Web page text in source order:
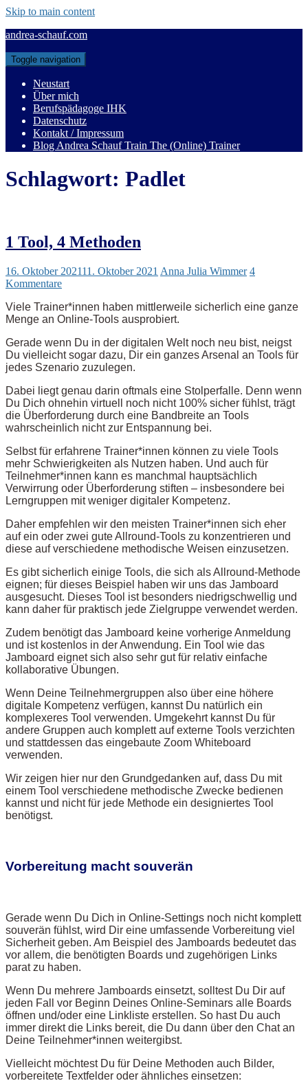
Skip to main content
andrea-schauf.com
Toggle navigation
Neustart
Über mich
Berufspädagoge IHK
Datenschutz
Kontakt / Impressum
Blog Andrea Schauf Train The (Online) Trainer
Schlagwort: Padlet
1 Tool, 4 Methoden
16. Oktober 202111. Oktober 2021 Anna Julia Wimmer 4
Kommentare
Viele Trainer*innen haben mittlerweile sicherlich eine ganze
Menge an Online-Tools ausprobiert.
Gerade wenn Du in der digitalen Welt noch neu bist, neigst
Du vielleicht sogar dazu, Dir ein ganzes Arsenal an Tools für
jedes Szenario zuzulegen.
Dabei liegt genau darin oftmals eine Stolperfalle. Denn wenn
Du Dich ohnehin virtuell noch nicht 100% sicher fühlst, trägt
die Überforderung durch eine Bandbreite an Tools
wahrscheinlich nicht zur Entspannung bei.
Selbst für erfahrene Trainer*innen können zu viele Tools
mehr Schwierigkeiten als Nutzen haben. Und auch für
Teilnehmer*innen kann es manchmal hauptsächlich
Verwirrung oder Überforderung stiften – insbesondere bei
Lerngruppen mit weniger digitaler Kompetenz.
Daher empfehlen wir den meisten Trainer*innen sich eher
auf ein oder zwei gute Allround-Tools zu konzentrieren und
diese auf verschiedene methodische Weisen einzusetzen.
Es gibt sicherlich einige Tools, die sich als Allround-Methode
eignen; für dieses Beispiel haben wir uns das Jamboard
ausgesucht. Dieses Tool ist besonders niedrigschwellig und
kann daher für praktisch jede Zielgruppe verwendet werden.
Zudem benötigt das Jamboard keine vorherige Anmeldung
und ist kostenlos in der Anwendung. Ein Tool wie das
Jamboard eignet sich also sehr gut für relativ einfache
kollaborative Übungen.
Wenn Deine Teilnehmergruppen also über eine höhere
digitale Kompetenz verfügen, kannst Du natürlich ein
komplexeres Tool verwenden. Umgekehrt kannst Du für
andere Gruppen auch komplett auf externe Tools verzichten
und stattdessen das eingebaute Zoom Whiteboard
verwenden.
Wir zeigen hier nur den Grundgedanken auf, dass Du mit
einem Tool verschiedene methodische Zwecke bedienen
kannst und nicht für jede Methode ein designiertes Tool
benötigst.
Vorbereitung macht souverän
Gerade wenn Du Dich in Online-Settings noch nicht komplett
souverän fühlst, wird Dir eine umfassende Vorbereitung viel
Sicherheit geben. Am Beispiel des Jamboards bedeutet das
vor allem, die benötigten Boards und zugehörigen Links
parat zu haben.
Wenn Du mehrere Jamboards einsetzt, solltest Du Dir auf
jeden Fall vor Beginn Deines Online-Seminars alle Boards
öffnen und/oder eine Linkliste erstellen. So hast Du auch
immer direkt die Links bereit, die Du dann über den Chat an
Deine Teilnehmer*innen weitergibst.
Vielleicht möchtest Du für Deine Methoden auch Bilder,
vorbereitete Textfelder oder ähnliches einsetzen: